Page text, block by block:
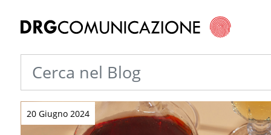
20 Giugno 2024